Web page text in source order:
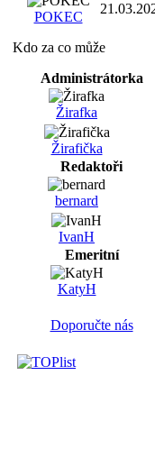
POKEC
Kdo za co může
Administrátorka
Žirafka
Žirafička
Redaktoři
bernard
IvanH
Emeritní
KatyH
Doporučte nás